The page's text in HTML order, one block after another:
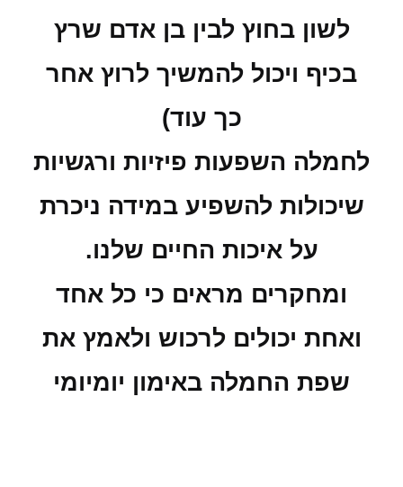
לשון בחוץ לבין בן אדם שרץ
בכיף ויכול להמשיך לרוץ אחר
כך עוד)
לחמלה השפעות פיזיות ורגשיות
שיכולות להשפיע במידה ניכרת
על איכות החיים שלנו.
ומחקרים מראים כי כל אחד
ואחת יכולים לרכוש ולאמץ את
שפת החמלה באימון יומיומי